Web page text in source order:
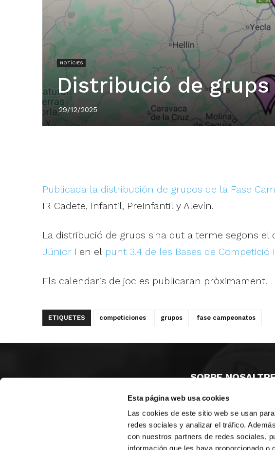
Esta página web usa cookies
Las cookies de este sitio web se usan
redes sociales y analizar el tráfico.
con nuestros partners de redes sociales,
información que les haya proporcionado o
NOTÍCIES
Distribució de grups
29/12/2025
Publicada la distribución de grupos de la Fase
IR Cadete, Infantil, PreInfantil y Alevín.
La distribució de grups s'ha dut a terme segons el
Júniori en el punt 3.4 de les Bases de Competició
Els calendaris de joc es publicaran pròximament.
ETIQUETES competiciones grupos fase campeonatos
SOBRE
CASTELLÓ
VALÈNCIA
MONESTIR DE
ALACANT
CIUDAD DE
fbcv@fbcv.es